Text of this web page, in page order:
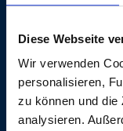
Diese Webseite
Wir verwenden
personalisieren,
zu können und die
analysieren.
Director: Roli
(Switzerland)
(Switzerland)
BITTE BLEIB BEI MIR